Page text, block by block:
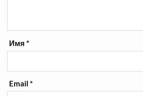
Имя*
Email*